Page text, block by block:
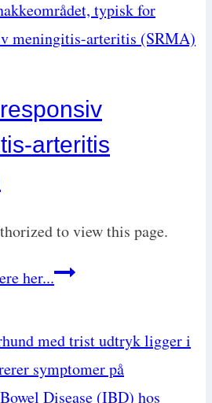
arteritis
to view this page.
her...Steroid-
meningitis-
(SRMA)